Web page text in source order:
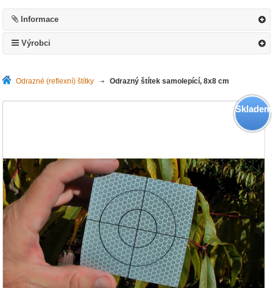
Informace
Výrobci
Odrazné (reflexní) štítky >Odrazný štítek samolepící, 8x8 cm
Skladem